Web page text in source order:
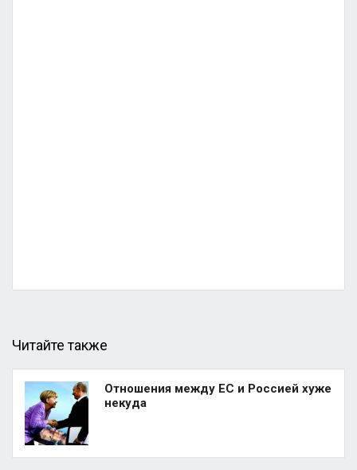
Читайте также
Отношения между ЕС и Россией хуже
некуда